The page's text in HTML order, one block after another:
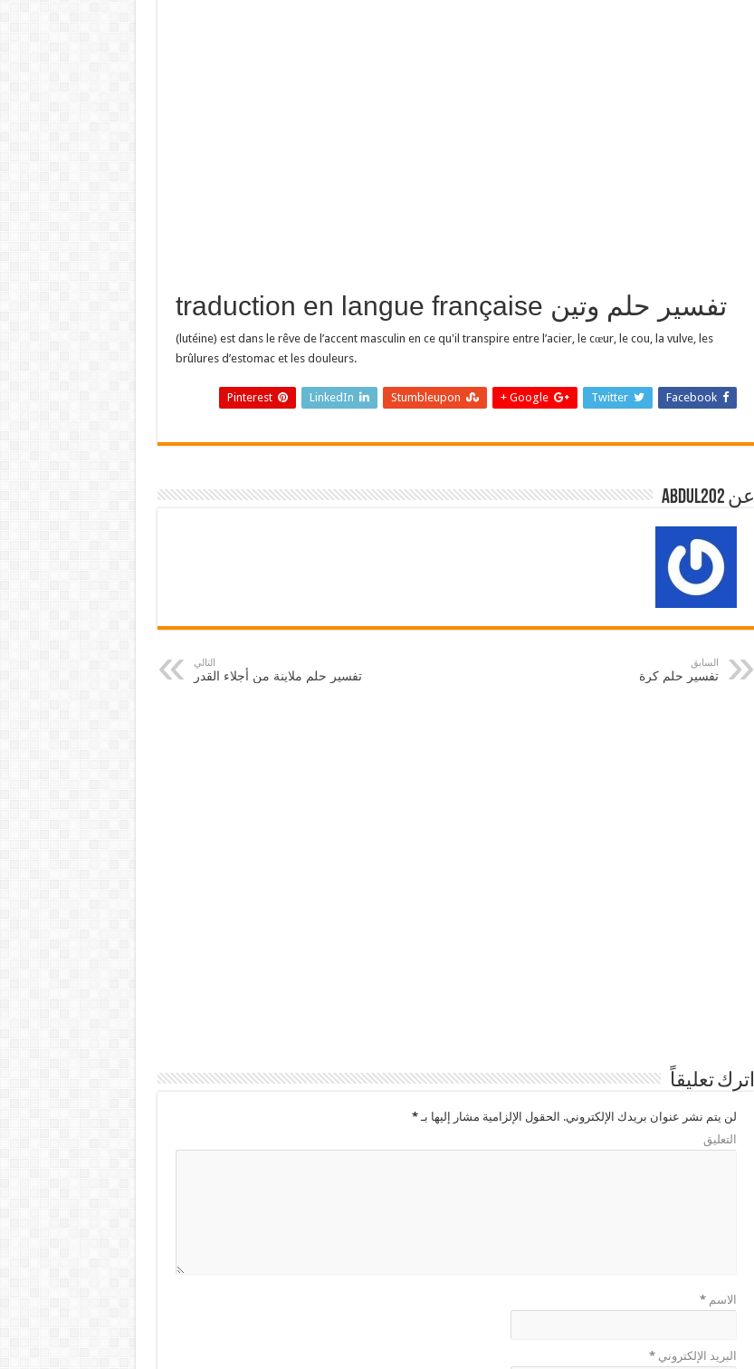
traduction en langue française تفسير حلم وتين
(lutéine) est dans le rêve de l’accent masculin en ce qu'il transpire entre l’acier, le cœur, le cou, la vulve, les
brûlures d’estomac et les douleurs.
Facebook
Twitter
Google +
Stumbleupon
LinkedIn
Pinterest
عن abdul202
السابق
تفسير حلم كرة
التالي
تفسير حلم ملاينة من أجلاء القدر
اترك تعليقاً
لن يتم نشر عنوان بريدك الإلكتروني. الحقول الإلزامية مشار إليها بـ*
التعليق
الاسم*
البريد الإلكتروني*